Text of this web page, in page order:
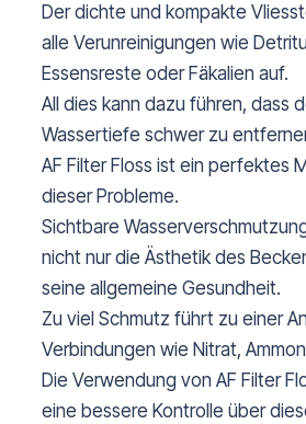
Der dichte und kompakte
alle Verunreinigungen wie
Essensreste oder Fäkalien auf.
All dies kann dazu führen, dass
Wassertiefe schwer zu
AF Filter Floss ist ein perfektes
dieser Probleme.
Sichtbare
nicht nur die Ästhetik des
seine allgemeine Gesundheit.
Zu viel Schmutz führt zu einer
Verbindungen wie Nitrat,
Die Verwendung von AF Filter
eine bessere Kontrolle über